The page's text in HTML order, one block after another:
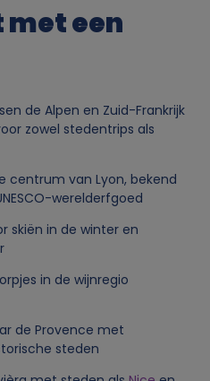
een
de Alpen en Zuid-Frankrijk
zowel stedentrips als
centrum van Lyon, bekend
werelderfgoed
skiën in de winter en
in de wijnregio
de Provence met
steden